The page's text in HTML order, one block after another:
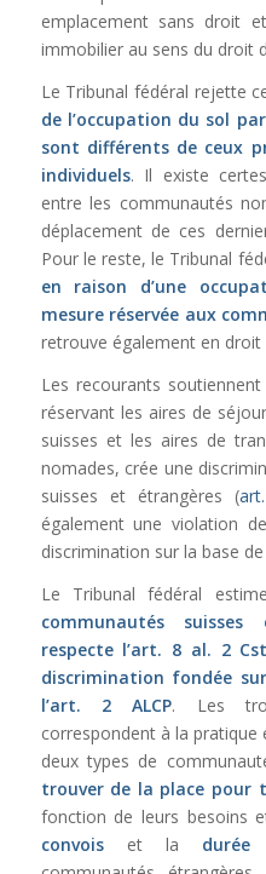
emplacement sans droit
immobilier au sens du droit
Le Tribunal fédéral rejette
de l’occupation du sol
sont différents de ceux
individuels. Il existe
entre les communautés
déplacement de ces
Pour le reste, le Tribunal
en raison d’une
mesure réservée aux
retrouve également en
Les recourants
réservant les aires de
suisses et les aires de
nomades, crée une
suisses et étrangères (
également une violation
discrimination sur la base
Le Tribunal fédéral
communautés
respecte l’art. 8 al. 2
discrimination fondée
l’art. 2 ALCP. Les
correspondent à la pratique
deux types de
trouver de la place pour
fonction de leurs besoins
convois et la